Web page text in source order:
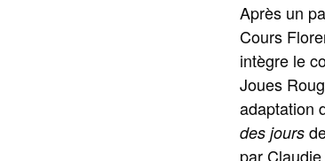
Après un
Cours
intègre le
Joues
adaptation
des jours
par